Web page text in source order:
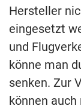
Hersteller
eingesetzt
und
könne man
senken. Zur
können